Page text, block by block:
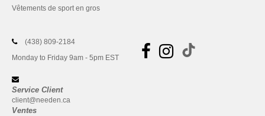
Vêtements de sport en gros
(438) 809-2184
Monday to Friday 9am - 5pm EST
Service Client
client@needen.ca
Ventes